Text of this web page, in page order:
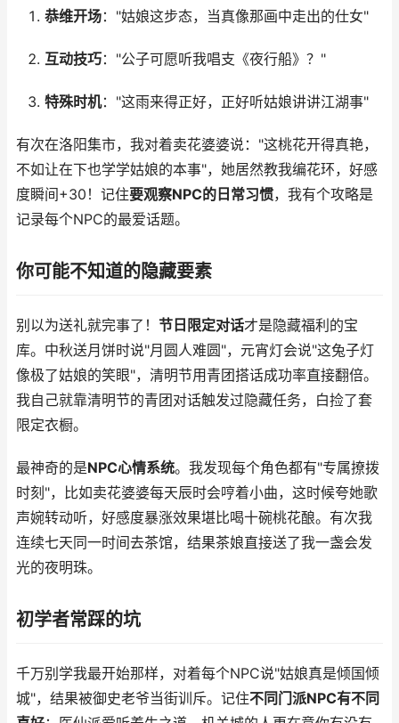
恭维开场："姑娘这步态，当真像那画中走出的仕女"
互动技巧："公子可愿听我唱支《夜行船》？"
特殊时机："这雨来得正好，正好听姑娘讲讲江湖事"
有次在洛阳集市，我对着卖花婆婆说："这桃花开得真艳，
不如让在下也学学姑娘的本事"，她居然教我编花环，好感
度瞬间+30！记住要观察NPC的日常习惯，我有个攻略是
记录每个NPC的最爱话题。
你可能不知道的隐藏要素
别以为送礼就完事了！ 节日限定对话才是隐藏福利的宝
库。中秋送月饼时说"月圆人难圆"，元宵灯会说"这兔子灯
像极了姑娘的笑眼"，清明节用青团搭话成功率直接翻倍。
我自己就靠清明节的青团对话触发过隐藏任务，白捡了套
限定衣橱。
最神奇的是NPC心情系统。我发现每个角色都有"专属撩拨
时刻"，比如卖花婆婆每天辰时会哼着小曲，这时候夸她歌
声婉转动听，好感度暴涨效果堪比喝十碗桃花酿。有次我
连续七天同一时间去茶馆，结果茶娘直接送了我一盏会发
光的夜明珠。
初学者常踩的坑
千万别学我最开始那样，对着每个NPC说"姑娘真是倾国倾
城"，结果被御史老爷当街训斥。记住不同门派NPC有不同